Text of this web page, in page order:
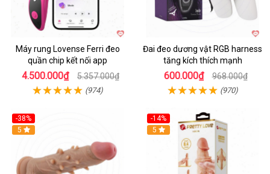
Máy rung Lovense Ferri đeo
quần chip kết nối app
4.500.000₫ 5.357.000₫
(974)
Đai đeo dương vật RGB harness
tăng kích thích mạnh
600.000₫ 968.000₫
(970)
-38%
5
-14%
5